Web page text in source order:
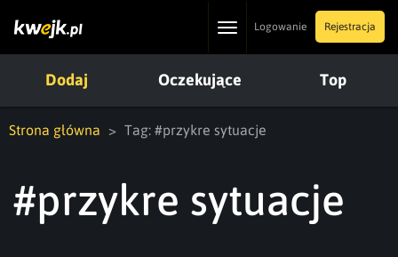
ToggleLogowanie Rejestracja
Dodaj Oczekujące Top
Strona główna Tag: #przykre sytuacje
#przykre sytuacje